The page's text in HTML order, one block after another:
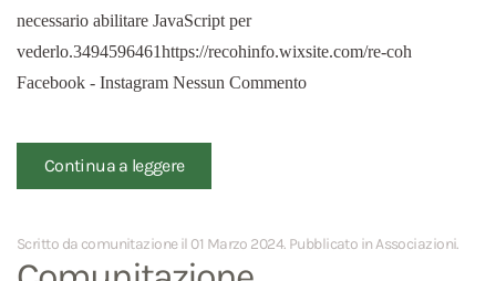
necessario abilitare JavaScript per
vederlo.3494596461https://recohinfo.wixsite.com/re-coh
Facebook - Instagram Nessun Commento
Continua a leggere
Scritto da comunitazione il 01 Marzo 2024. Pubblicato inAssociazioni.